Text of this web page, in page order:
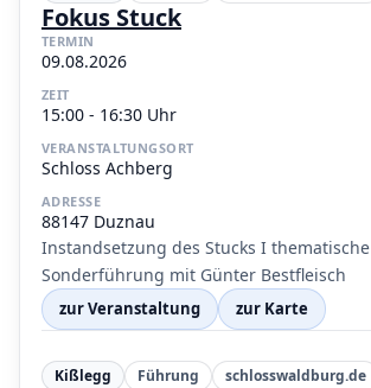
Fokus Stuck
TERMIN
09.08.2026
ZEIT
15:00 - 16:30 Uhr
VERANSTALTUNGSORT
Schloss Achberg
ADRESSE
88147 Duznau
Instandsetzung des Stucks I thematische
Sonderführung mit Günter Bestfleisch
zur Veranstaltung zur Karte
Kißlegg Führung schlosswaldburg.de